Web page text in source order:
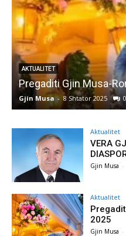
AKTUALITET
Pregaditi Gjin Musa-
Gjin Musa - 8 Shtator 2025 0
Aktualitet
VERA
Gjin Musa -
Aktualitet
2025
Gjin Musa -